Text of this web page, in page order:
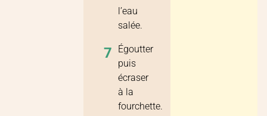
l’eau
salée.
7
Égoutter
puis
écraser
à la
fourchette.